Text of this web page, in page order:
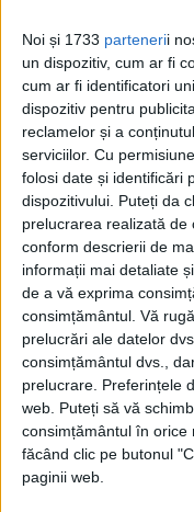
Noi și 1733 partenerii
un dispozitiv, cum ar fi
cum ar fi identificatori
dispozitiv pentru
reclamelor și a
serviciilor. Cu
folosi date și identificări
dispozitivului. Puteți da
prelucrarea realizată
conform descrierii de
informații mai detaliate
de a vă exprima
consimțământul. Vă
prelucrări ale datelor
consimțământul dvs.,
prelucrare. Preferințele
web. Puteți să vă
consimțământul în orice
făcând clic pe butonul
paginii web.
Tudor Vladimirescu s-
Dezvăluiri istorice
Născut într-o
Vladimirescu s-a